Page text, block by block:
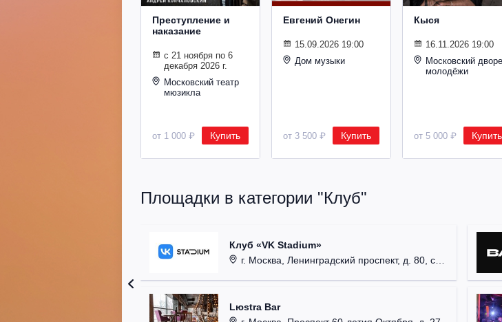
Преступление и
наказание
с 21 ноября по 6
декабря 2026 г.
Московский театр
мюзикла
от 1 000 ₽ Купить
Евгений Онегин
15.09.2026 19:00
Дом музыки
от 3 500 ₽ Купить
Кыся
16.11.2026 19:00
Московский
молодёжи
от 5 000 ₽ Купить
Площадки в категории "Клуб"
Клуб «VK Stadium»
г. Москва, Ленинградский проспект, д. 80, стр. 17.
Lюstra Bar